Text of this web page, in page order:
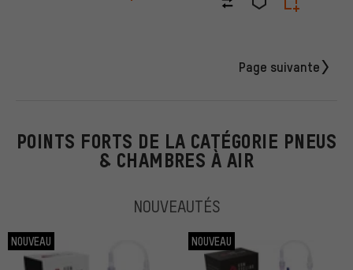
Page suivante
POINTS FORTS DE LA CATÉGORIE PNEUS
& CHAMBRES À AIR
NOUVEAUTÉS
NOUVEAU NOUVEAU